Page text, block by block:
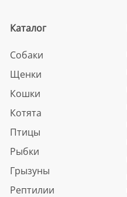
Каталог
Собаки
Щенки
Кошки
Котята
Птицы
Рыбки
Грызуны
Рептилии